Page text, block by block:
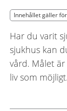
Innehållet gäller
Innehållet gäller
Har du varit
sjukhus kan
vård. Målet
liv som möjligt.